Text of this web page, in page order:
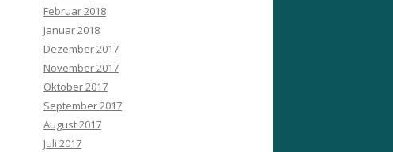
Februar 2018
Januar 2018
Dezember 2017
November 2017
Oktober 2017
September 2017
August 2017
Juli 2017